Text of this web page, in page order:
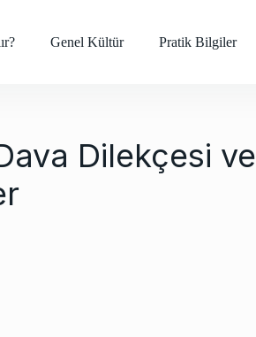
Genel Kültür Pratik Bilgiler
Dilekçesi ve